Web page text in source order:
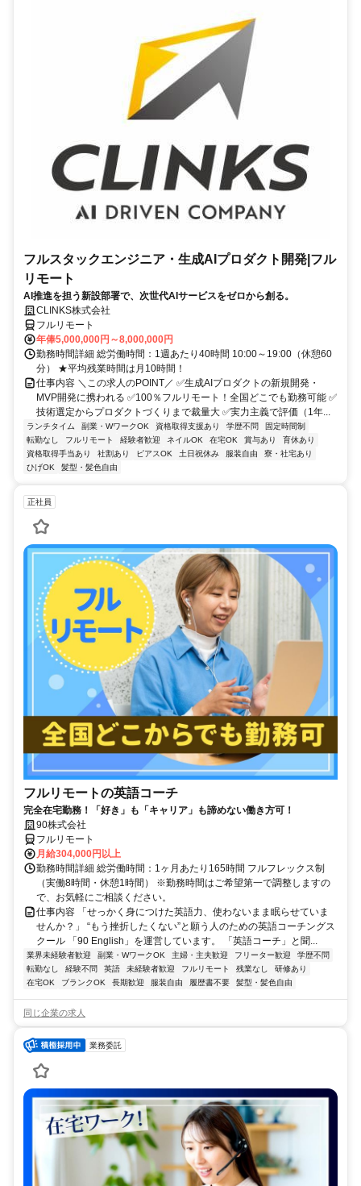
フルスタックエンジニア・生成AIプロダクト開発|フル
リモート
AI推進を担う新設部署で、次世代AIサービスをゼロから創る。
CLINKS株式会社
フルリモート
年俸5,000,000円～8,000,000円
勤務時間詳細 総労働時間：1週あたり40時間 10:00～19:00（休憩60
分） ★平均残業時間は月10時間！
仕事内容 ＼この求人のPOINT／ ✅生成AIプロダクトの新規開発・
MVP開発に携われる ✅100％フルリモート！全国どこでも勤務可能 ✅
技術選定からプロダクトづくりまで裁量大 ✅実力主義で評価（1年...
ランチタイム 副業・WワークOK 資格取得支援あり 学歴不問
固定時間制
転勤なし
フルリモート 経験者歓迎 ネイルOK 在宅OK 賞与あり
育休あり
資格取得手当あり
社割あり ピアスOK 土日祝休み 服装自由
寮・社宅あり
ひげOK
髪型・髪色自由
正社員
フルリモートの英語コーチ
完全在宅勤務！「好き」も「キャリア」も諦めない働き方可！
90株式会社
フルリモート
月給304,000円以上
勤務時間詳細 総労働時間：1ヶ月あたり165時間 フルフレックス制
（実働8時間・休憩1時間） ※勤務時間はご希望第一で調整しますの
で、お気軽にご相談ください。
仕事内容 「せっかく身につけた英語力、使わないまま眠らせていま
せんか？」 “もう挫折したくない”と願う人のための英語コーチングス
クール 「90 English」を運営しています。 「英語コーチ」と聞...
業界未経験者歓迎 副業・WワークOK 主婦・主夫歓迎 フリーター歓迎
学歴不問
転勤なし
経験不問 英語 未経験者歓迎 フルリモート 残業なし
研修あり
在宅OK
ブランクOK 長期歓迎 服装自由 履歴書不要 髪型・髪色自由
同じ企業の求人
業務委託